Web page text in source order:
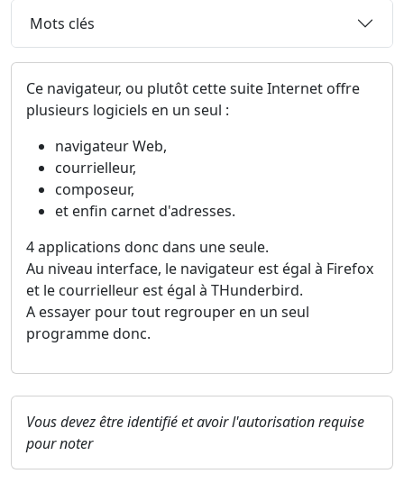
Mots clés
Ce navigateur, ou plutôt cette suite Internet offre
plusieurs logiciels en un seul :
navigateur Web,
courrielleur,
composeur,
et enfin carnet d'adresses.
4 applications donc dans une seule.
Au niveau interface, le navigateur est égal à Firefox
et le courrielleur est égal à THunderbird.
A essayer pour tout regrouper en un seul
programme donc.
Vous devez être identifié et avoir l'autorisation requise
pour noter